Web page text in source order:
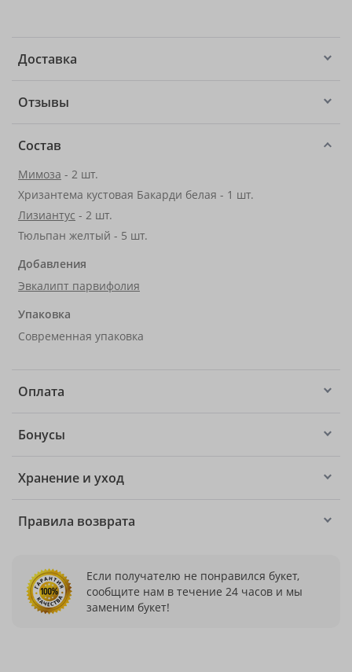
Доставка
Отзывы
Состав
Мимоза - 2 шт.
Хризантема кустовая Бакарди белая - 1 шт.
Лизиантус - 2 шт.
Тюльпан желтый - 5 шт.
Добавления
Эвкалипт парвифолия
Упаковка
Современная упаковка
Оплата
Бонусы
Хранение и уход
Правила возврата
Если получателю не понравился букет,
сообщите нам в течение 24 часов и мы
заменим букет!